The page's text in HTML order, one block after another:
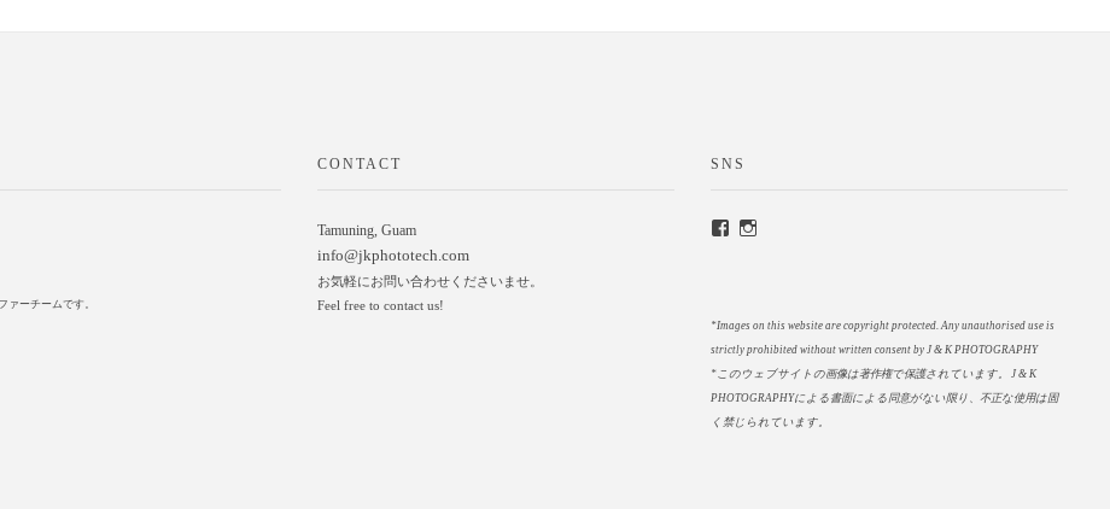
ァーチームです。
CONTACT
Tamuning, Guam
info@jkphototech.com
お気軽にお問い合わせくださいませ。
Feel free to contact us!
SNS
*Images on this website are copyright protected. Any unauthorised use is
strictly prohibited without written consent by J & K PHOTOGRAPHY
*このウェブサイトの画像は著作権で保護されています。
J & K
PHOTOGRAPHYによる書面による同意がない限り、不正な使用は固
く禁じられています。